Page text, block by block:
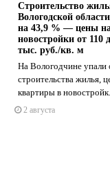
Строительство
Вологодской
на 43,9 % — цены
новостройки от 110
тыс. руб./кв. м
На Вологодчине упали
строительства жилья,
квартиры в
2 августа